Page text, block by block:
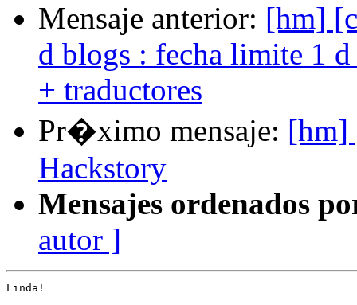
Mensaje anterior: [hm]
d blogs : fecha limite 1
+ traductores
Pr�ximo mensaje: [hm]
Hackstory
Mensajes ordenados
autor ]
Linda!